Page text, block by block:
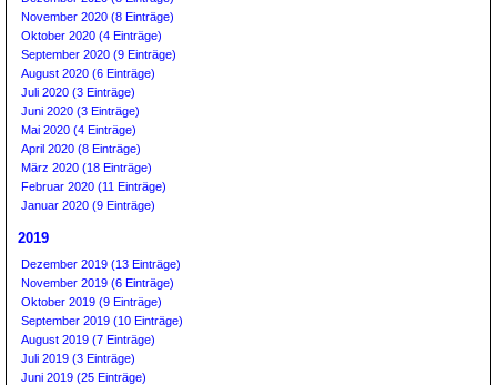
November 2020 (8 Einträge)
Oktober 2020 (4 Einträge)
September 2020 (9 Einträge)
August 2020 (6 Einträge)
Juli 2020 (3 Einträge)
Juni 2020 (3 Einträge)
Mai 2020 (4 Einträge)
April 2020 (8 Einträge)
März 2020 (18 Einträge)
Februar 2020 (11 Einträge)
Januar 2020 (9 Einträge)
2019
Dezember 2019 (13 Einträge)
November 2019 (6 Einträge)
Oktober 2019 (9 Einträge)
September 2019 (10 Einträge)
August 2019 (7 Einträge)
Juli 2019 (3 Einträge)
Juni 2019 (25 Einträge)